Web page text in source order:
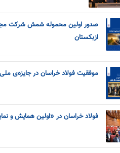
صدور اولین محموله شمش شرکت
ازبکستان
موفقیت فولاد خراسان در جایزه‌ی
فولاد خراسان در «اولین همایش و